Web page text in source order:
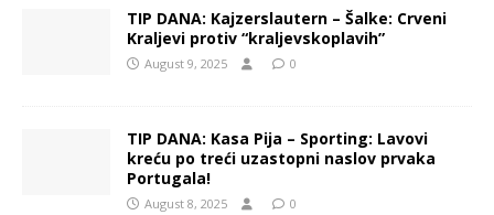
TIP DANA: Kajzerslautern – Šalke: Crveni
Kraljevi protiv “kraljevskoplavih”
August 9, 2025 0
TIP DANA: Kasa Pija – Sporting: Lavovi
kreću po treći uzastopni naslov prvaka
Portugala!
August 8, 2025 0